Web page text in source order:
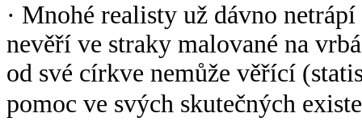
· Mnohé realisty už dávno
nevěří ve straky malované na
od své církve nemůže věřící
pomoc ve svých skutečných